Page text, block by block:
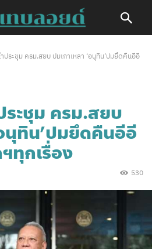
ระชุม ครม.สยบ ปมเกาเหลา ‘อนุทิน’ปมยึดคืนอีอี
ะชุม ครม.สยบ
นุทิน’ปมยึดคืนอีอี
ทุกเรื่อง
530